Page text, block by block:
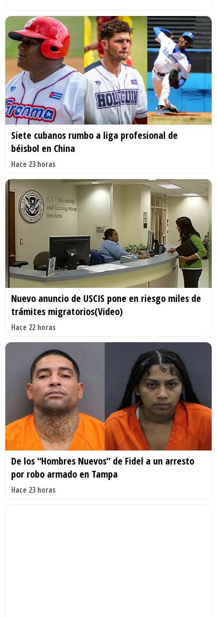
Siete cubanos rumbo a liga profesional de
béisbol en China
Hace 23 horas
Nuevo anuncio de USCIS pone en riesgo miles de
trámites migratorios(Video)
Hace 22 horas
De los “Hombres Nuevos” de Fidel a un arresto
por robo armado en Tampa
Hace 23 horas